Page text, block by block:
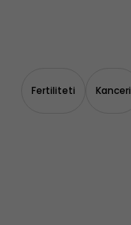
Fertiliteti Kanceri